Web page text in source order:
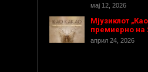
мај 12, 2026
Мјузиклот
премиерно на
април 24, 2026